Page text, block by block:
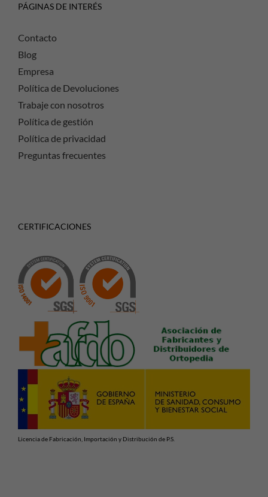
PÁGINAS DE INTERÉS
Contacto
Blog
Empresa
Política de Devoluciones
Trabaje con nosotros
Política de gestión
Política de privacidad
Preguntas frecuentes
CERTIFICACIONES
Licencia de Fabricación, Importación y Distribución de P.S.